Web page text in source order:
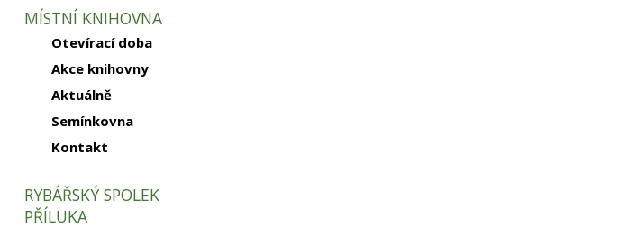
MÍSTNÍ KNIHOVNA
Otevírací doba
Akce knihovny
Aktuálně
Semínkovna
Kontakt
RYBÁŘSKÝ SPOLEK
PŘÍLUKA